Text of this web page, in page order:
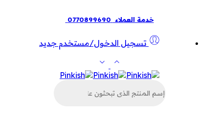
خدمة العملاء 0770899690
تسجيل الدخول/مستخدم جديد
عن